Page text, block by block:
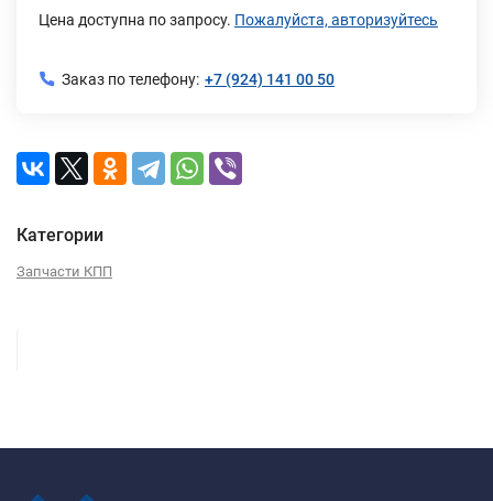
Цена доступна по запросу. Пожалуйста, авторизуйтесь
Заказ по телефону: +7 (924) 141 00 50
Категории
Запчасти КПП